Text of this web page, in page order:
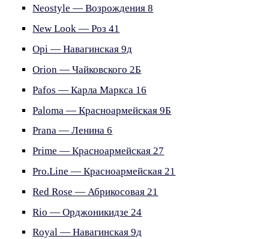
Neostyle — Возрождения 8
New Look — Роз 41
Opi — Навагинская 9д
Orion — Чайковского 2Б
Pafos — Карла Маркса 16
Paloma — Красноармейская 9Б
Prana — Ленина 6
Prime — Красноармейская 27
Pro.Line — Красноармейская 21
Red Rose — Абрикосовая 21
Rio — Орджоникидзе 24
Royal — Навагинская 9д